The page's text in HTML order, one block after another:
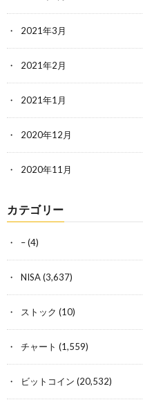
2021年3月
2021年2月
2021年1月
2020年12月
2020年11月
カテゴリー
–(4)
NISA(3,637)
ストック (10)
チャート (1,559)
ビットコイン (20,532)